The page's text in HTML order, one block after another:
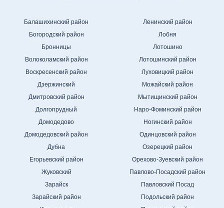
Балашихинский район
Богородский район
Бронницы
Волоколамский район
Воскресенский район
Дзержинский
Дмитровский район
Долгопрудный
Домодедово
Домодедовский район
Дубна
Егорьевский район
Жуковский
Зарайск
Зарайский район
Ленинский район
Лобня
Лотошино
Лотошинский район
Луховицкий район
Можайский район
Мытищинский район
Наро-Фоминский район
Ногинский район
Одинцовский район
Озерецкий район
Орехово-Зуевский район
Павлово-Посадский район
Павловский Посад
Подольский район